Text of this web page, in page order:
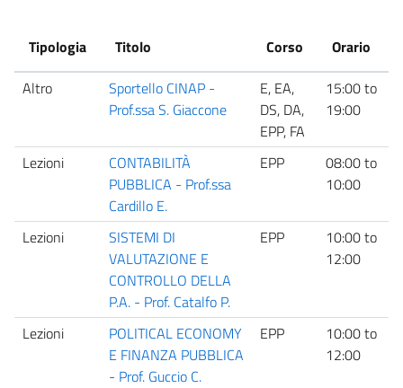
Tipologia Titolo Corso Orario
Altro
Sportello CINAP -
Prof.ssa S. Giaccone
E, EA,
DS, DA,
EPP, FA
15:00to
19:00
Lezioni
CONTABILITÀ
PUBBLICA - Prof.ssa
Cardillo E.
EPP 08:00to
10:00
Lezioni
SISTEMI DI
VALUTAZIONE E
CONTROLLO DELLA
P.A. - Prof. Catalfo P.
EPP 10:00to
12:00
Lezioni
POLITICAL ECONOMY
E FINANZA PUBBLICA
- Prof. Guccio C.
EPP 10:00to
12:00